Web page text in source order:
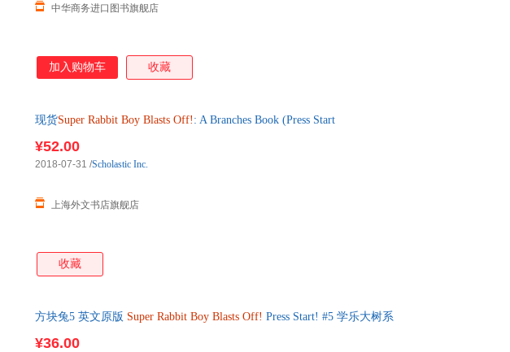
中华商务进口图书旗舰店
加入购物车 收藏
现货Super Rabbit Boy Blasts Off! : A Branches Book (Press Start
¥52.00
上海外文书店旗舰店
2018-07-31 /Scholastic Inc.
收藏
方块兔5 英文原版 Super Rabbit Boy Blasts Off! Press Start! #5 学乐大树系
¥36.00